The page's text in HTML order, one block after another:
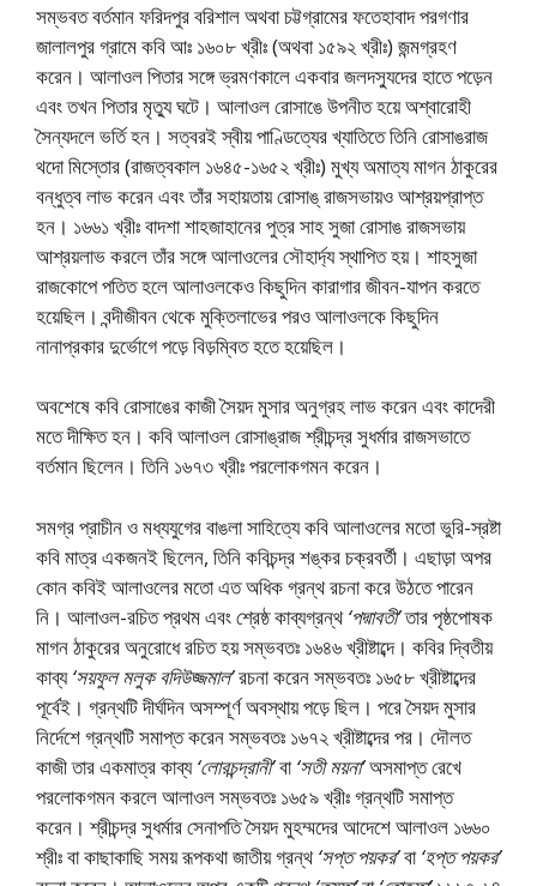
সম্ভবত বর্তমান ফরিদপুর বরিশাল অথবা চট্টগ্রামের ফতেহাবাদ পরগণার
জালালপুর গ্রামে কবি আঃ ১৬০৮ খ্রীঃ (অথবা ১৫৯২ খ্রীঃ) জন্মগ্রহণ
করেন। আলাওল পিতার সঙ্গে ভ্রমণকালে একবার জলদস্যুদের হাতে পড়েন
এবং তখন পিতার মৃত্যু ঘটে। আলাওল রােসাঙে উপনীত হয়ে অশ্বারােহী
সৈন্যদলে ভর্তি হন। সত্বরই স্বীয় পাণ্ডিত্যের খ্যাতিতে তিনি রােসাঙরাজ
থদো মিস্তোর (রাজত্বকাল ১৬৪৫-১৬৫২ খ্রীঃ) মুখ্য অমাত্য মাগন ঠাকুরের
বন্ধুত্ব লাভ করেন এবং তাঁর সহায়তায় রােসাঙ্ রাজসভায়ও আশ্রয়প্রাপ্ত
হন। ১৬৬১ খ্রীঃ বাদশা শাহজাহানের পুত্র সাহ সুজা রােসাঙ রাজসভায়
আশ্রয়লাভ করলে তাঁর সঙ্গে আলাওলের সৌহার্দ্য স্থাপিত হয়। শাহসুজা
রাজকোপে পতিত হলে আলাওলকেও কিছুদিন কারাগার জীবন-যাপন করতে
হয়েছিল। বন্দীজীবন থেকে মুক্তিলাভের পরও আলাওলকে কিছুদিন
নানাপ্রকার দুর্ভোগে পড়ে বিড়ম্বিত হতে হয়েছিল।
অবশেষে কবি রােসাঙের কাজী সৈয়দ মুসার অনুগ্রহ লাভ করেন এবং কাদেরী
মতে দীক্ষিত হন। কবি আলাওল রােসাঙ্রাজ শ্রীচন্দ্র সুধর্মার রাজসভাতে
বর্তমান ছিলেন। তিনি ১৬৭৩ খ্রীঃ পরলােকগমন করেন।
সমগ্র প্রাচীন ও মধ্যযুগের বাঙলা সাহিত্যে কবি আলাওলের মতাে ভুরি-স্রষ্টা
কবি মাত্র একজনই ছিলেন, তিনি কবিচন্দ্র শঙ্কর চক্রবর্তী। এছাড়া অপর
কোন কবিই আলাওলের মতাে এত অধিক গ্রন্থ রচনা করে উঠতে পারেন
নি। আলাওল-রচিত প্রথম এবং শ্রেষ্ঠ কাব্যগ্রন্থ‘পদ্মাবতী’তার পৃষ্ঠপােষক
মাগন ঠাকুরের অনুরােধে রচিত হয় সম্ভবতঃ ১৬৪৬ খ্রীষ্টাব্দে। কবির দ্বিতীয়
কাব্য‘সয়ফুল মলুক বদিউজ্জমাল’রচনা করেন সম্ভবতঃ ১৬৫৮ খ্রীষ্টাব্দের
পূর্বেই। গ্রন্থটি দীর্ঘদিন অসম্পূর্ণ অবস্থায় পড়ে ছিল। পরে সৈয়দ মুসার
নির্দেশে গ্রন্থটি সমাপ্ত করেন সম্ভবতঃ ১৬৭২ খ্রীষ্টাব্দের পর। দৌলত
কাজী তার একমাত্র কাব্য‘লােরচন্দ্রানী’বা‘সতী ময়না’অসমাপ্ত রেখে
পরলােকগমন করলে আলাওল সম্ভবতঃ ১৬৫৯ খ্রীঃ গ্রন্থটি সমাপ্ত
করেন। শ্রীচন্দ্র সুধর্মার সেনাপতি সৈয়দ মুহম্মদের আদেশে আলাওল ১৬৬০
শ্রীঃ বা কাছাকাছি সময় রূপকথা জাতীয় গ্রন্থ‘সপ্ত পয়কর’বা‘হপ্ত পয়কর’